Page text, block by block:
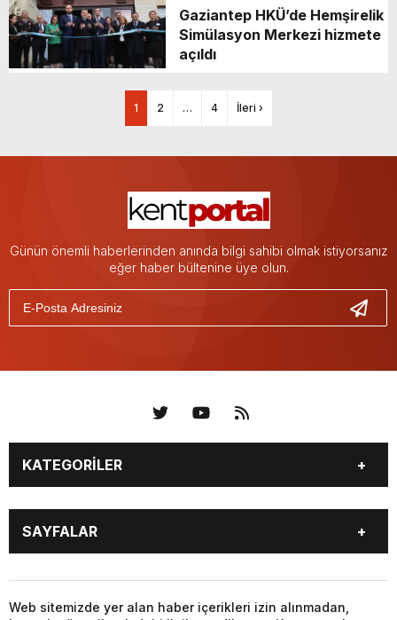
Gaziantep HKÜ’de Hemşirelik
Simülasyon Merkezi hizmete
açıldı
1 2 … 4 İleri ›
Günün önemli haberlerinden anında bilgi sahibi olmak istiyorsanız
eğer haber bültenine üye olun.
KATEGORİLER
KÜNYE BİZE ULAŞIN
SAYFALAR
Web sitemizde yer alan haber içerikleri izin alınmadan,